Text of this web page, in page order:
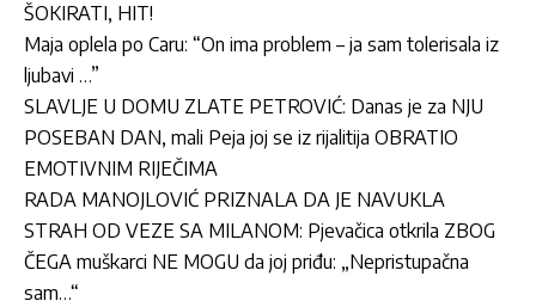
ŠOKIRATI, HIT!
Maja oplela po Caru: “On ima problem – ja sam tolerisala iz
ljubavi …”
SLAVLJE U DOMU ZLATE PETROVIĆ: Danas je za NJU
POSEBAN DAN, mali Peja joj se iz rijalitija OBRATIO
EMOTIVNIM RIJEČIMA
RADA MANOJLOVIĆ PRIZNALA DA JE NAVUKLA
STRAH OD VEZE SA MILANOM: Pjevačica otkrila ZBOG
ČEGA muškarci NE MOGU da joj priđu: „Nepristupačna
sam…“